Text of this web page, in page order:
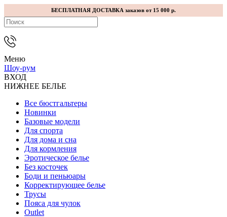
БЕСПЛАТНАЯ ДОСТАВКА заказов от 15 000 р.
Меню
Шоу-рум
ВХОД
НИЖНЕЕ БЕЛЬЕ
Все бюстгальтеры
Новинки
Базовые модели
Для спорта
Для дома и сна
Для кормления
Эротическое белье
Без косточек
Боди и пеньюары
Корректирующее белье
Трусы
Пояса для чулок
Outlet